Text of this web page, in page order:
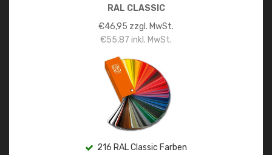
RAL CLASSIC
€46,95 zzgl. MwSt.
€55,87 inkl. MwSt.
216 RAL Classic Farben